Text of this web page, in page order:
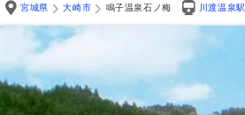
宮城県
大崎市 鳴子温泉石ノ梅 川渡温泉駅